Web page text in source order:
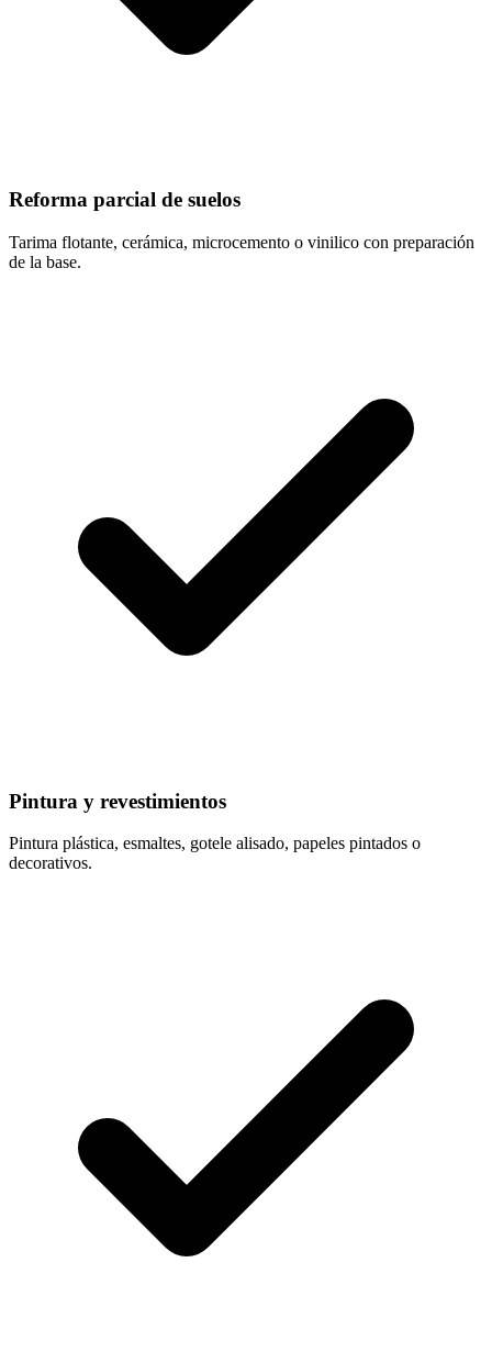
Reforma parcial de suelos
Tarima flotante, cerámica, microcemento o vinilico con preparación
de la base.
Pintura y revestimientos
Pintura plástica, esmaltes, gotele alisado, papeles pintados o
decorativos.